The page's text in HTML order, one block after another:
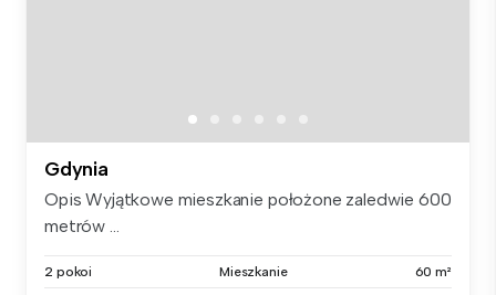
Gdynia
Opis Wyjątkowe mieszkanie położone zaledwie 600
metrów ...
2 pokoi Mieszkanie 60 m²